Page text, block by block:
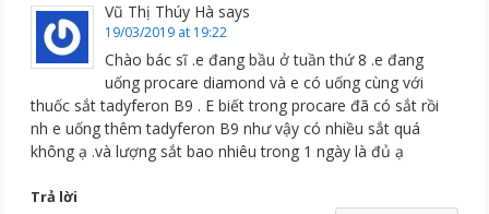
Vũ Thị Thúy Hà says
19/03/2019 at 19:22
Chào bác sĩ .e đang bầu ở tuần thứ 8 .e đang
uống procare diamond và e có uống cùng với
thuốc sắt tadyferon B9 . E biết trong procare đã có sắt rồi
nh e uống thêm tadyferon B9 như vậy có nhiều sắt quá
không ạ .và lượng sắt bao nhiêu trong 1 ngày là đủ ạ
Trả lời